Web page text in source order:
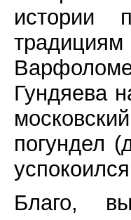
истории
Гундяева
погундел
Благо,